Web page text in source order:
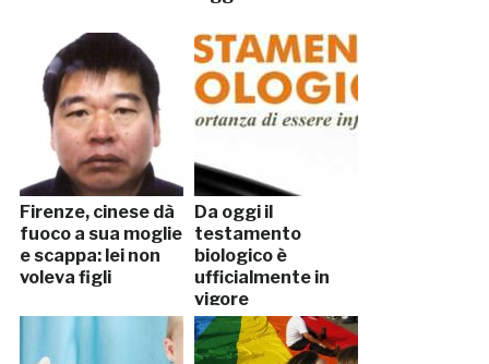
Firenze, cinese dà
fuoco a sua moglie
e scappa: lei non
voleva figli
Da oggi il
testamento
biologico è
ufficialmente in
vigore